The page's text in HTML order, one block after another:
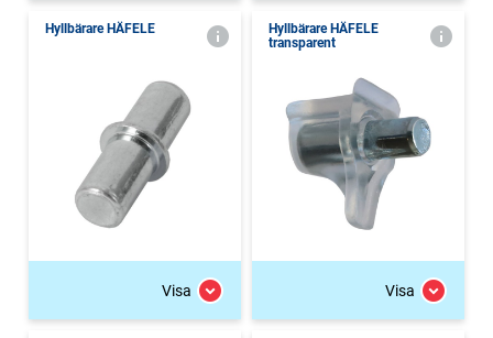
Hyllbärare HÄFELE
Visa
Hyllbärare HÄFELE
transparent
Visa